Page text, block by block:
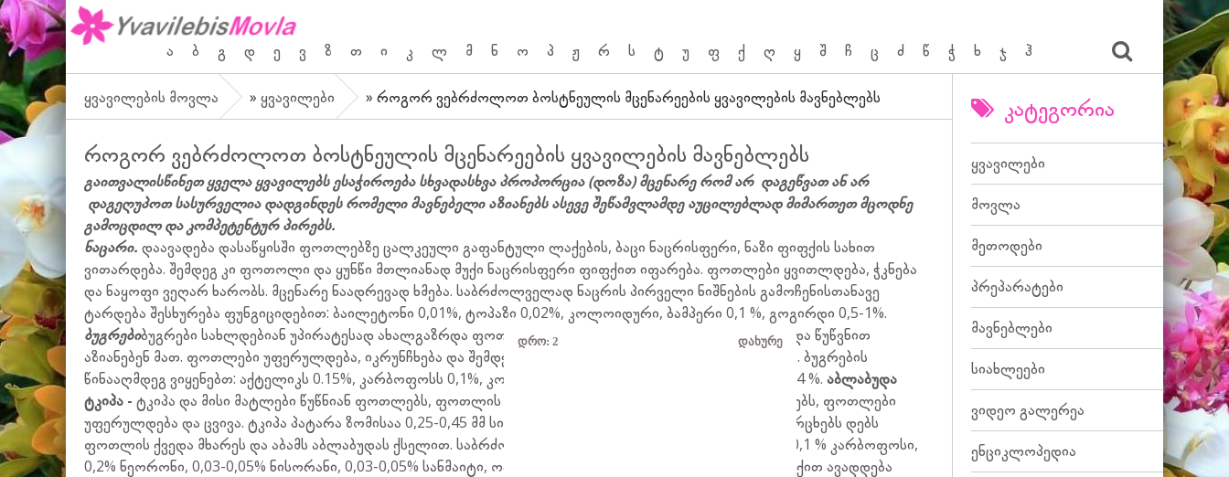
ა ბ გ დ ე ვ ზ თ ი კ ლ მ ნ ო პ ჟ რ ს ტ უ ფ ქ ღ ყ შ ჩ ც ძ წ ჭ ხ ჯ ჰ
დრო:2 დახურე
ყვავილების მოვლა » ყვავილები » როგორ ვებრძოლოთ ბოსტნეულის მცენარეების ყვავილების მავნებლებს
როგორ ვებრძოლოთ ბოსტნეულის მცენარეების ყვავილების მავნებლებს
გაითვალისწინეთ ყველა ყვავილებს ესაჭიროება სხვადასხვა პროპორცია (დოზა) მცენარე რომ არ დაგეწვათ ან არ
დაგეღუპოთ სასურველია დადგინდეს რომელი მავნებელი აზიანებს ასევე შეწამვლამდე აუცილებლად მიმართეთ მცოდნე
გამოცდილ და კომპეტენტურ პირებს.
ნაცარი. დაავადება დასაწყისში ფოთლებზე ცალკეული გაფანტული ლაქების, ბაცი ნაცრისფერი, ნაზი ფიფქის სახით
ვითარდება. შემდეგ კი ფოთოლი და ყუნწი მთლიანად მუქი ნაცრისფერი ფიფქით იფარება. ფოთლები ყვითლდება, ჭკნება
და ნაყოფი ვეღარ ხარობს. მცენარე ნაადრევად ხმება. საბრძოლველად ნაცრის პირველი ნიშნების გამოჩენისთანავე
ტარდება შესხურება ფუნგიციდებით: ბაილეტონი 0,01%, ტოპაზი 0,02%, კოლოიდური, ბამპერი 0,1 %, გოგირდი 0,5-1%.
ბუგრებიბუგრები სახლდებიან უპირატესად ახალგაზრდა ფოთლების ქვედა მხარეზე, ასევე ყლორტებზე და წუწვნით
აზიანებენ მათ. ფოთლები უფერულდება, იკრუნჩხება და შემდეგ ხმება, საბოლოო ჯამში მცენარე იღუპება. ბუგრების
წინააღმდეგ ვიყენებთ: აქტელიკს 0.15%, კარბოფოსს 0,1%, კონფიდორს 0,04%, პირინექსს, აქტელიკს 0,04 %. აბლაბუდა
ტკიპა - ტკიპა და მისი მატლები წუწნიან ფოთლებს, ფოთლის და ნაყოფის ყუნწებს, აჩენენ მათზე წინწკლებს, ფოთლები
უფერულდება და ცვივა. ტკიპა პატარა ზომისაა 0,25-0,45 მმ სიგრძის, მოყვითალო-მომწვანო ფერის, კვერცხებს დებს
ფოთლის ქვედა მხარეს და აბამს აბლაბუდას ქსელით. საბრძოლველად გამოიყენება 0,15 % აქტელიკი, 0,1 % კარბოფოსი,
0,2% ნეორონი, 0,03-0,05% ნისორანი, 0,03-0,05% სანმაიტი, ობერონი 0,4%.
ჭრაქით ავადდება
კატეგორია
ყვავილები
მოვლა
მეთოდები
პრეპარატები
მავნებლები
სიახლეები
ვიდეო გალერეა
ენციკლოპედია